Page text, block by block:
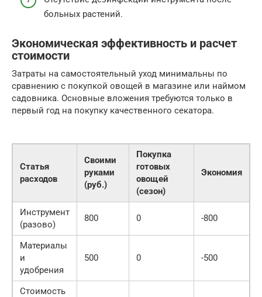
больных растений.
Экономическая эффективность и расчет
стоимости
Затраты на самостоятельный уход минимальны по
сравнению с покупкой овощей в магазине или наймом
садовника. Основные вложения требуются только в
первый год на покупку качественного секатора.
Статья
расходов
Своими
руками
(руб.)
Покупка
готовых
овощей
(сезон)
Экономия
Инструмент
(разово)
800 0 -800
Материалы
и
удобрения
500 0 -500
Стоимость